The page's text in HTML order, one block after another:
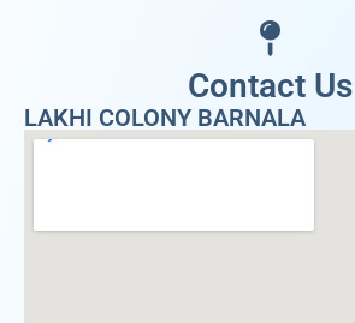
Contact Us
LAKHI COLONY BARNALA